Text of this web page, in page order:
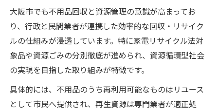
大阪市でも不用品回収と資源管理の意識が高まってお
り、行政と民間業者が連携した効率的な回収・リサイク
ルの仕組みが浸透しています。特に家電リサイクル法対
象品や資源ごみの分別徹底が進められ、資源循環型社会
の実現を目指した取り組みが特徴です。
具体的には、不用品のうち再利用可能なものはリユース
として市民へ提供され、再生資源は専門業者が適正処